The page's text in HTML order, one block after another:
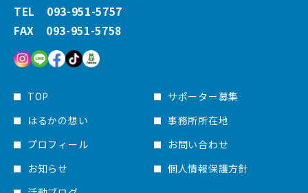
TEL 093-951-5757
FAX 093-951-5758
TOP
はるかの想い
プロフィール
お知らせ
サポーター募集
事務所所在地
お問い合わせ
個人情報保護方針